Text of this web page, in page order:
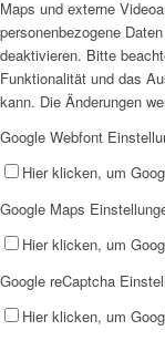
Maps und externe
personenbezogene
deaktivieren. Bitte
Funktionalität und das
kann. Die Änderungen
Google Webfont
Hier klicken, um
Google Maps
Hier klicken, um
Google reCaptcha
Hier klicken, um